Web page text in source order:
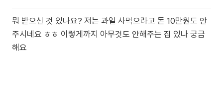
뭐 받으신 것 있나요? 저는 과일 사먹으라고 돈 10만원도 안
주시네요 ㅎㅎ 이렇게까지 아무것도 안해주는 집 있나 궁금
해요